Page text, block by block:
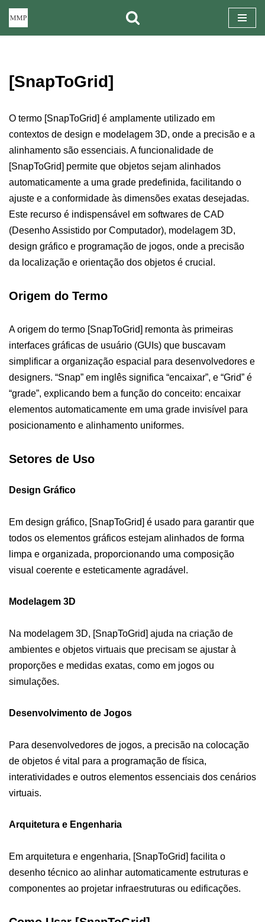
conteúdo
[SnapToGrid]
O termo [SnapToGrid] é amplamente utilizado em
contextos de design e modelagem 3D, onde a precisão e a
alinhamento são essenciais. A funcionalidade de
[SnapToGrid] permite que objetos sejam alinhados
automaticamente a uma grade predefinida, facilitando o
ajuste e a conformidade às dimensões exatas desejadas.
Este recurso é indispensável em softwares de CAD
(Desenho Assistido por Computador), modelagem 3D,
design gráfico e programação de jogos, onde a precisão
da localização e orientação dos objetos é crucial.
Origem do Termo
A origem do termo [SnapToGrid] remonta às primeiras
interfaces gráficas de usuário (GUIs) que buscavam
simplificar a organização espacial para desenvolvedores e
designers. “Snap” em inglês significa “encaixar”, e “Grid” é
“grade”, explicando bem a função do conceito: encaixar
elementos automaticamente em uma grade invisível para
posicionamento e alinhamento uniformes.
Setores de Uso
Design Gráfico
Em design gráfico, [SnapToGrid] é usado para garantir que
todos os elementos gráficos estejam alinhados de forma
limpa e organizada, proporcionando uma composição
visual coerente e esteticamente agradável.
Modelagem 3D
Na modelagem 3D, [SnapToGrid] ajuda na criação de
ambientes e objetos virtuais que precisam se ajustar à
proporções e medidas exatas, como em jogos ou
simulações.
Desenvolvimento de Jogos
Para desenvolvedores de jogos, a precisão na colocação
de objetos é vital para a programação de física,
interatividades e outros elementos essenciais dos cenários
virtuais.
Arquitetura e Engenharia
Em arquitetura e engenharia, [SnapToGrid] facilita o
desenho técnico ao alinhar automaticamente estruturas e
componentes ao projetar infraestruturas ou edificações.